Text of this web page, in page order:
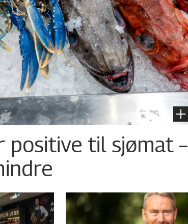
positive til sjømat –